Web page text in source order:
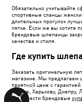
Обязательно учитывайте
спортивные сланцы
длительных прогулок
пятке. Если же вы хотите
брендовые шлепанцы
качества и стиля.
Где купить
Заказать оригинальную
магазине. Мы предлагаем
приятной цене с
Одессе, Харькову,
приобрести брендовые